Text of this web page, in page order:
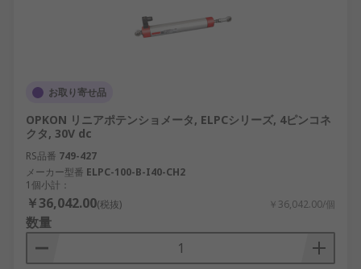
お取り寄せ品
OPKON リニアポテンショメータ, ELPCシリーズ, 4ピンコネ
クタ, 30V dc
RS品番 749-427
メーカー型番 ELPC-100-B-I40-CH2
1個小計：
￥36,042.00(税抜) ￥36,042.00/個
数量